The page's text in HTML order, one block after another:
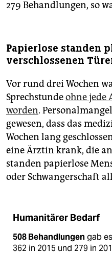
279 Behandlungen, so
Papierlose standen
verschlossenen
Vor rund drei Wochen
Sprechstundeohne jede
worden.
gewesen, dass das
Wochen lang
eine Ärztin krank, die
standen papierlose
oder Schwangerschaft
Humanitärer Bedarf
508 Behandlungengab
362 in 2015 und 279 in